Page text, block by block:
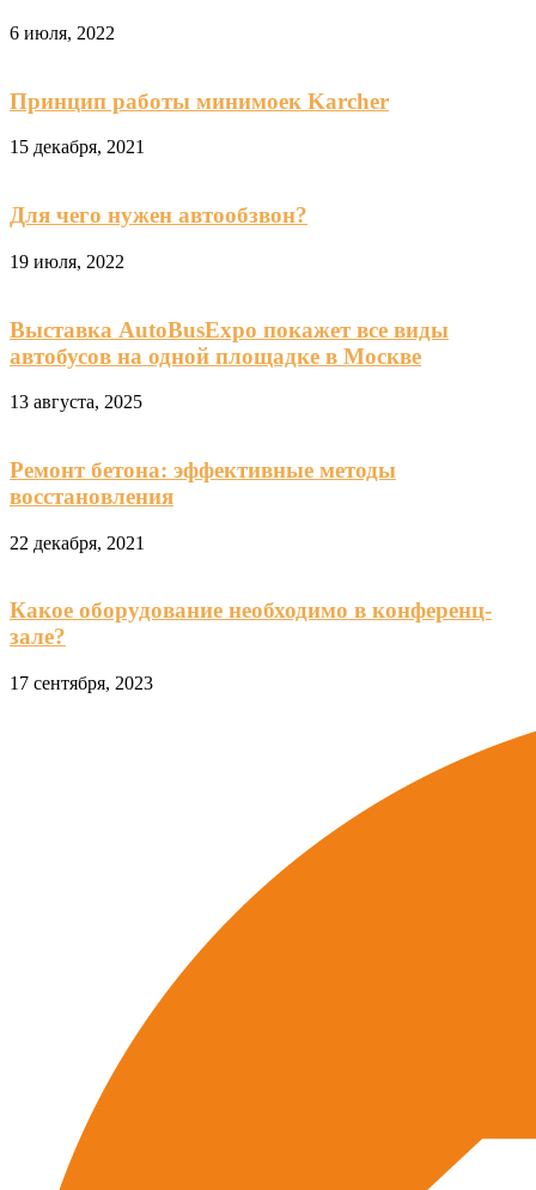
6 июля, 2022
Принцип работы минимоек Karcher
15 декабря, 2021
Для чего нужен автообзвон?
19 июля, 2022
Выставка AutoBusExpo покажет все виды
автобусов на одной площадке в Москве
13 августа, 2025
Ремонт бетона: эффективные методы
восстановления
22 декабря, 2021
Какое оборудование необходимо в конференц-
зале?
17 сентября, 2023